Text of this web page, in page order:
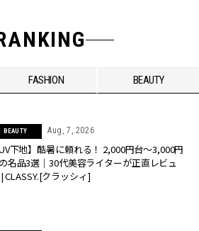
FASHION BEAUTY
BEAUTY Aug, 7, 2026
UV下地】酷暑に頼れる！ 2,000円台〜3,000円
名品3選｜30代美容ライターが正直レビュ
CLASSY.[クラッシィ]